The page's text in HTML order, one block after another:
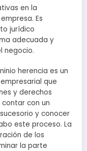
en la
Es
jurídico
adecuada y
negocio.
herencia es un
que
y derechos
con un
y conocer
este proceso. La
de los
la parte